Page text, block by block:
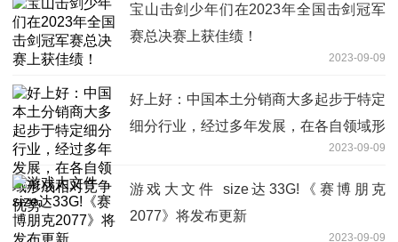
宝山击剑少年们在2023年全国击剑冠军
赛总决赛上获佳绩！
2023-09-09
好上好：中国本土分销商大多起步于特定
细分行业，经过多年发展，在各自领域形
2023-09-09
游戏大文件 size达33G!《赛博朋克
2077》将发布更新
2023-09-09